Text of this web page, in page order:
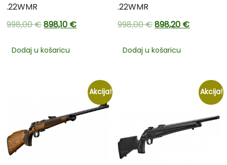
.22WMR
998,00€898,10 €
Dodaj u košaricu
.22WMR
998,00€898,20 €
Dodaj u košaricu
Akcija! Akcija!